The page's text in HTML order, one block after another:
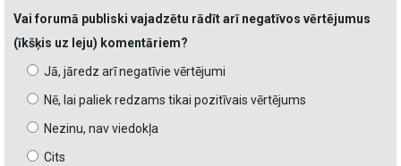
Vai forumā publiski vajadzētu rādīt arī negatīvos vērtējumus
(īkšķis uz leju) komentāriem?
Jā, jāredz arī negatīvie vērtējumi
Nē, lai paliek redzams tikai pozitīvais vērtējums
Nezinu, nav viedokļa
Cits